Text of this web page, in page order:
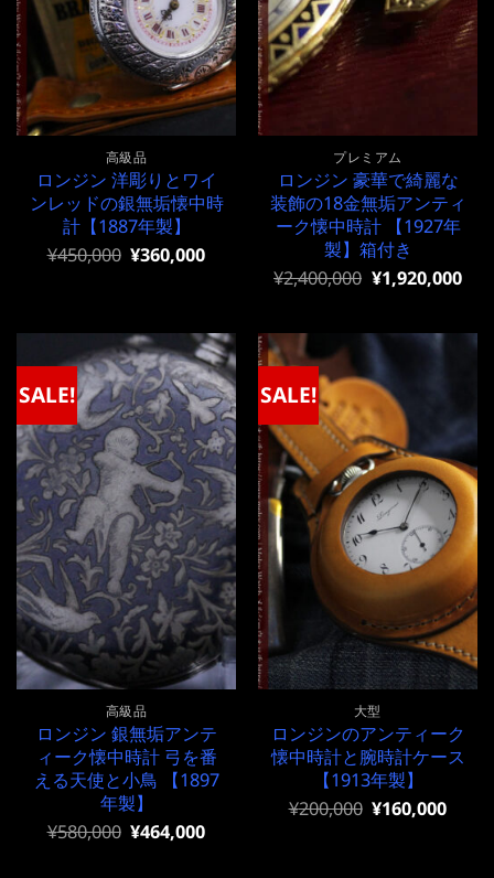
高級品
ロンジン 洋彫りとワイ
ンレッドの銀無垢懐中時
計【1887年製】
元
で
た。
¥450,000 現
は
¥450,000
で
す。
¥360,000
プレミアム
ロンジン 豪華で綺麗な
装飾の18金無垢アンティ
ーク懐中時計 【1927年
製】箱付き
元
格
は
¥2,400,000
で
し
¥2,400,000 現
価
格
は
¥2,400,000
で
す。
¥1,920,000
SALE!
高級品
ロンジン 銀無垢アンテ
ィーク懐中時計 弓を番
える天使と小鳥 【1897
年製】
元
¥580,000 現
¥464,000
SALE!
大型
ロンジンのアンティーク
懐中時計と腕時計ケース
【1913年製】
元
¥200,000 現
¥160,000